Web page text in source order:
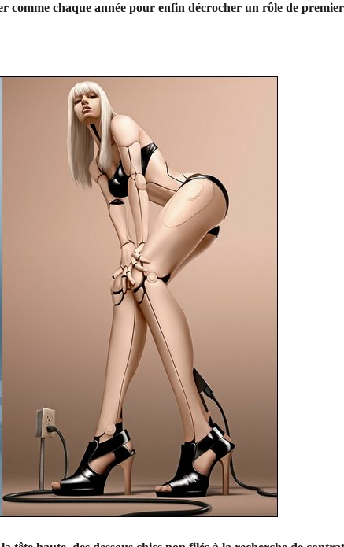
comme chaque année pour enfin décrocher un rôle de